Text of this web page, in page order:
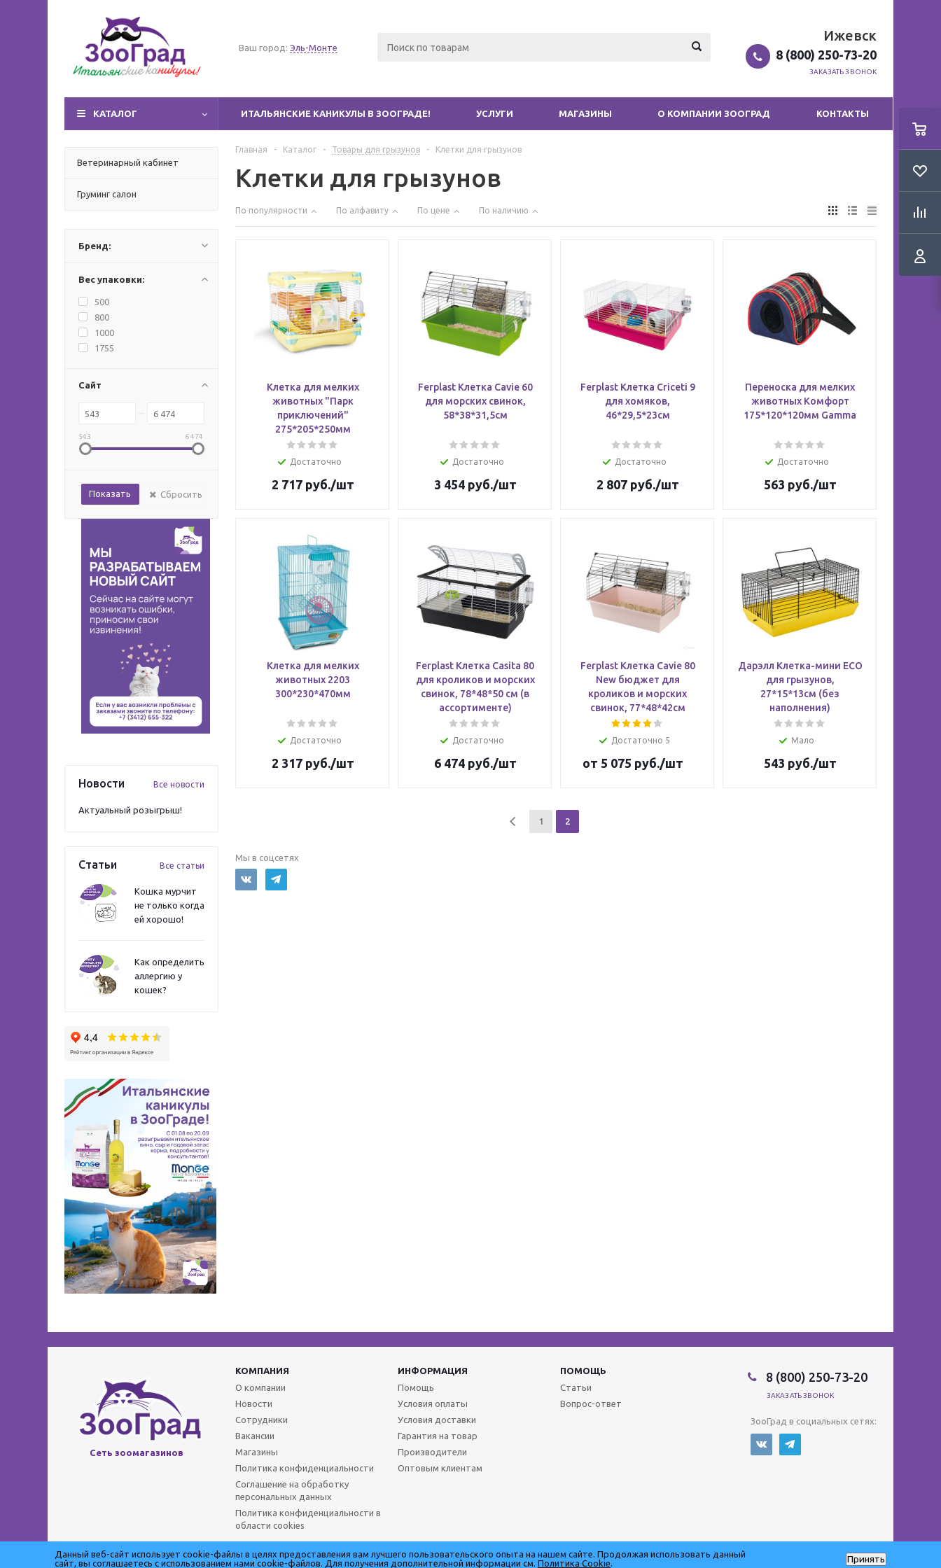
Ваш город: Эль-Монте
Ижевск
8 (800) 250-73-20
ЗАКАЗАТЬ ЗВОНОК
КАТАЛОГ ИТАЛЬЯНСКИЕ КАНИКУЛЫ В ЗООГРАДЕ! УСЛУГИ МАГАЗИНЫ О КОМПАНИИ ЗООГРАД КОНТАКТЫ
Ветеринарный кабинет
Груминг салон
Бренд:
Вес упаковки:
500
800
1000
1755
Сайт
543 6 474
Сбросить
Новости Все новости
Актуальный розыгрыш!
Статьи Все статьи
Кошка мурчит
не только когда
ей хорошо!
Как определить
аллергию у
кошек?
Главная - Каталог - Товары для грызунов - Клетки для грызунов
Клетки для грызунов
По популярности По алфавиту По цене По наличию
Клетка для мелких
животных "Парк
приключений"
275*205*250мм
Достаточно
2 717руб./шт
Ferplast Клетка Cavie 60
для морских свинок,
58*38*31,5см
Достаточно
3 454руб./шт
Ferplast Клетка Criceti 9
для хомяков,
46*29,5*23см
Достаточно
2 807руб./шт
Переноска для мелких
животных Комфорт
175*120*120мм Gamma
Достаточно
563 руб./шт
Клетка для мелких
животных 2203
300*230*470мм
Достаточно
2 317руб./шт
Ferplast Клетка Casita 80
для кроликов и морских
свинок, 78*48*50 см (в
ассортименте)
Достаточно
6 474руб./шт
Ferplast Клетка Cavie 80
New бюджет для
кроликов и морских
свинок, 77*48*42см
Достаточно 5
от 5 075 руб./шт
Дарэлл Клетка-мини ЕСО
для грызунов,
27*15*13см (без
наполнения)
Мало
543 руб./шт
1 2
Мы в соцсетях
Сеть зоомагазинов
КОМПАНИЯ ИНФОРМАЦИЯ
ПОМОЩЬ
О компании
Новости
Сотрудники
Вакансии
Магазины
Политика конфиденциальности
Соглашение на обработку
персональных данных
Политика конфиденциальности в
области cookies
Помощь
Условия оплаты
Условия доставки
Гарантия на товар
Производители
Оптовым клиентам
Статьи
Вопрос-ответ
8 (800) 250-73-20
ЗАКАЗАТЬ ЗВОНОК
ЗооГрад в социальных сетях:
Данный веб-сайт использует cookie-файлы в целях предоставления вам лучшего пользовательского опыта на нашем сайте. Продолжая использовать данный
сайт, вы соглашаетесь с использованием нами cookie-файлов. Для получения дополнительной информации см. Политика Cookie. Принять